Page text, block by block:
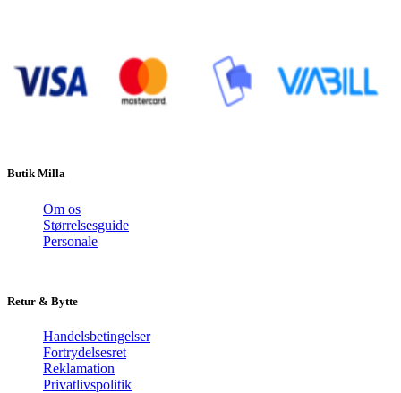
Butik Milla
Om os
Størrelsesguide
Personale
Retur & Bytte
Handelsbetingelser
Fortrydelsesret
Reklamation
Privatlivspolitik